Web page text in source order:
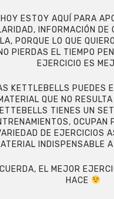
ESTOY AQUÍ PARA
INFORMACIÓN DE
PORQUE LO QUE
PIERDAS EL TIEMPO
EJERCICIO ES
KETTLEBELLS PUEDES
QUE NO
TIENES UN
OCUPAN
DE EJERCICIOS
INDISPENSABLE
EL MEJOR
HACE